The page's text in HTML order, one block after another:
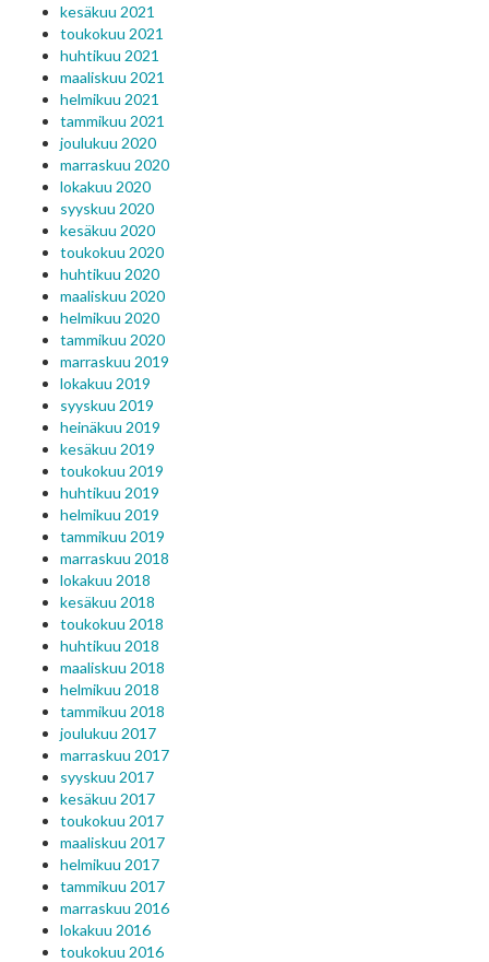
kesäkuu 2021
toukokuu 2021
huhtikuu 2021
maaliskuu 2021
helmikuu 2021
tammikuu 2021
joulukuu 2020
marraskuu 2020
lokakuu 2020
syyskuu 2020
kesäkuu 2020
toukokuu 2020
huhtikuu 2020
maaliskuu 2020
helmikuu 2020
tammikuu 2020
marraskuu 2019
lokakuu 2019
syyskuu 2019
heinäkuu 2019
kesäkuu 2019
toukokuu 2019
huhtikuu 2019
helmikuu 2019
tammikuu 2019
marraskuu 2018
lokakuu 2018
kesäkuu 2018
toukokuu 2018
huhtikuu 2018
maaliskuu 2018
helmikuu 2018
tammikuu 2018
joulukuu 2017
marraskuu 2017
syyskuu 2017
kesäkuu 2017
toukokuu 2017
maaliskuu 2017
helmikuu 2017
tammikuu 2017
marraskuu 2016
lokakuu 2016
toukokuu 2016